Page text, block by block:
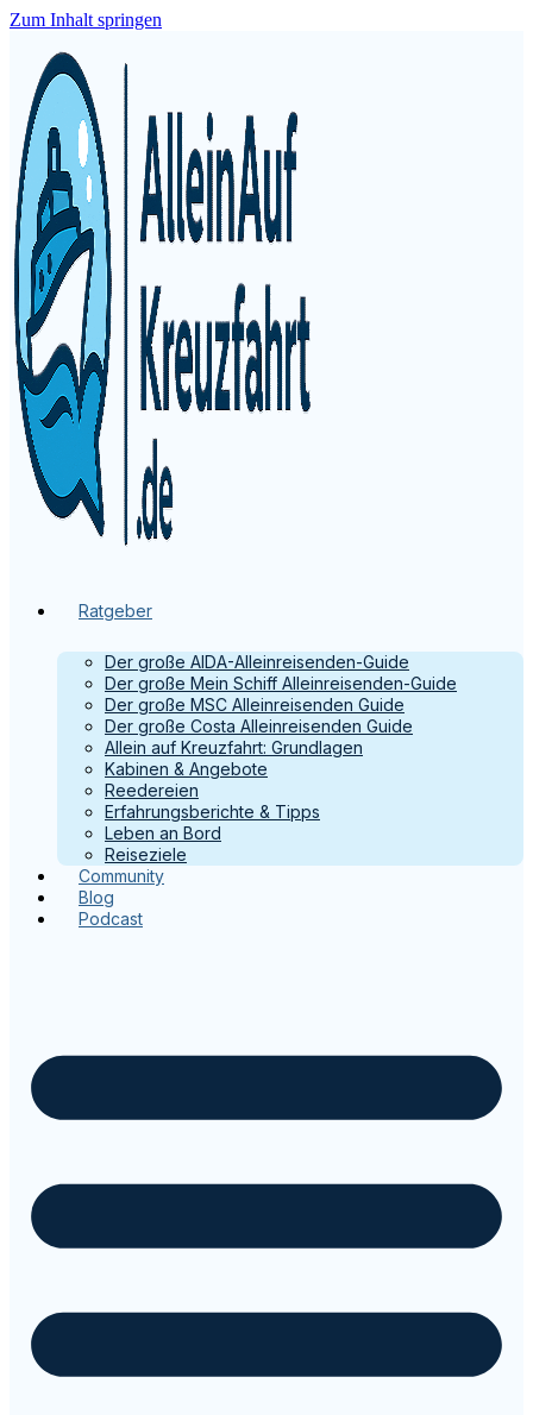
Zum Inhalt springen
Ratgeber
Der große AIDA-Alleinreisenden-Guide
Der große Mein Schiff Alleinreisenden-Guide
Der große MSC Alleinreisenden Guide
Der große Costa Alleinreisenden Guide
Allein auf Kreuzfahrt: Grundlagen
Kabinen & Angebote
Reedereien
Erfahrungsberichte & Tipps
Leben an Bord
Reiseziele
Community
Blog
Podcast